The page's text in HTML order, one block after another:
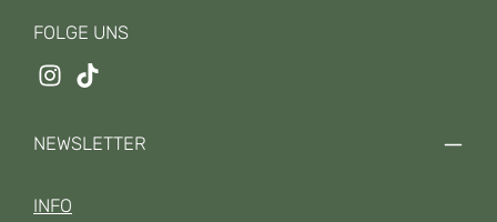
FOLGE UNS
NEWSLETTER
INFO